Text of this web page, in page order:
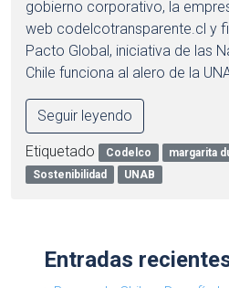
gobierno corporativo, la
web codelcotransparente.cl y
Pacto Global, iniciativa de las
Chile funciona al alero de la
Seguir leyendo
Etiquetado Codelco margarita
Sostenibilidad
UNAB
Entradas